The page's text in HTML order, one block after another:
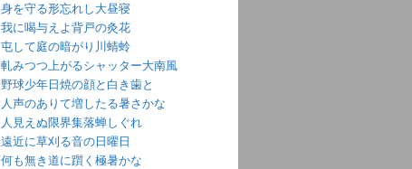
身を守る形忘れし大昼寝
我に喝与えよ背戸の灸花
屯して庭の暗がり川蜻蛉
軋みつつ上がるシャッター大南風
野球少年日焼の顔と白き歯と
人声のありて増したる暑さかな
人見えぬ限界集落蝉しぐれ
遠近に草刈る音の日曜日
何も無き道に躓く極暑かな